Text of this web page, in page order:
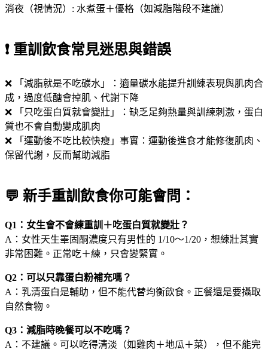
消夜（視情況）: 水煮蛋＋優格（如減脂階段不建議）
❗ 重訓飲食常見迷思與錯誤
❌ 「減脂就是不吃碳水」：適量碳水能提升訓練表現與肌肉合
成，過度低醣會掉肌、代謝下降
❌ 「只吃蛋白質就會變壯」：缺乏足夠熱量與訓練刺激，蛋白
質也不會自動變成肌肉
❌ 「運動後不吃比較快瘦」事實：運動後進食才能修復肌肉、
保留代謝，反而幫助減脂
💬 新手重訓飲食你可能會問：
Q1：女生會不會練重訓＋吃蛋白質就變壯？
A：女性天生睪固酮濃度只有男性的 1/10～1/20，想練壯其實
非常困難。正常吃＋練，只會變緊實。
Q2：可以只靠蛋白粉補充嗎？
A：乳清蛋白是輔助，但不能代替均衡飲食。正餐還是要攝取
自然食物。
Q3：減脂時晚餐可以不吃嗎？
A：不建議。可以吃得清淡（如雞肉＋地瓜＋菜），但不能完